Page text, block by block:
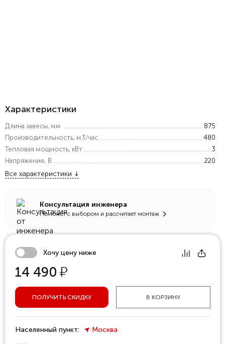
Характеристики
Длина завесы, мм
875
Производительность, м3/час
480
Тепловая мощность, кВт
3
Напряжение, В
220
Все характеристики
Консультация инженера
Поможет с выбором и рассчитает монтаж
Хочу цену ниже
14 490 у
ПОЛУЧИТЬ СКИДКУ В КОРЗИНУ
Населенный пункт: Москва